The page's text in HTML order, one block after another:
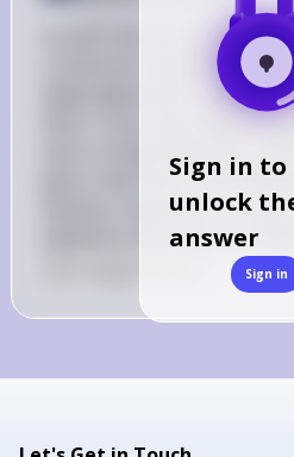
Sign in to
unlock
answer
Sign in
almost 2 years ago
It looks like you've shared
a character named Vadik
sleep deprivation while
Paris. If you have specific
text or need help with
parts, feel free to ask!
themes, characters, or any
related to the story, I'm